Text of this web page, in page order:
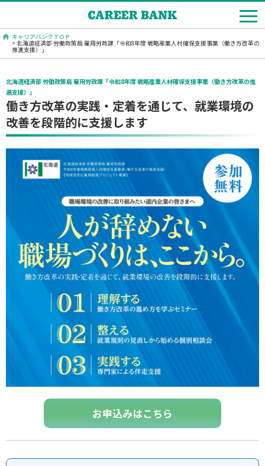
キャリアバンクＴＯＰ
> 北海道経済部 労働政策局 雇用労政課「令和8年度 戦略産業人材確保支援事業（働き方改革の
推進支援）」
北海道経済部 労働政策局 雇用労政課「令和8年度 戦略産業人材確保支援事業（働き方改革の推
進支援）」
働き方改革の実践・定着を通じて、就業環境の
改善を段階的に支援します
お申込みはこちら